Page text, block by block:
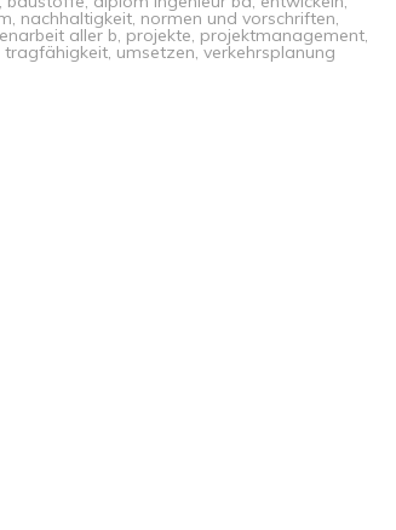
, nachhaltigkeit, normen und vorschriften,
aller b, projekte, projektmanagement,
tragfähigkeit, umsetzen,verkehrsplanung